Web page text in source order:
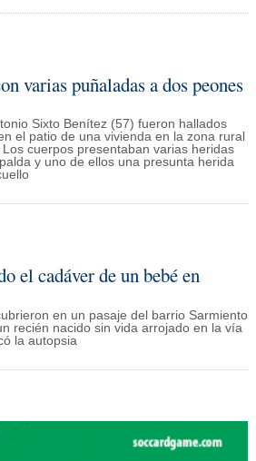
varias puñaladas a dos peones
Sixto Benítez (57) fueron hallados
el patio de una vivienda en la zona rural
cuerpos presentaban varias heridas
y uno de ellos una presunta herida
el cadáver de un bebé en
en un pasaje del barrio Sarmiento
recién nacido sin vida arrojado en la vía
la autopsia